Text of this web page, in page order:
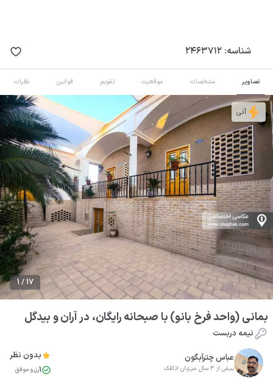
شناسه: 2463712
تصاویر مشخصات موقعیت تقویم قوانین نظرات
1 / 17
آنی
بمانی (واحد فرخ بانو) با صبحانه رایگان، در آران و بیدگل
نیمه دربست
عباس چترآبگون
بیش از 3 سال میزبان اتاقک
بدون نظر
1رزرو موفق